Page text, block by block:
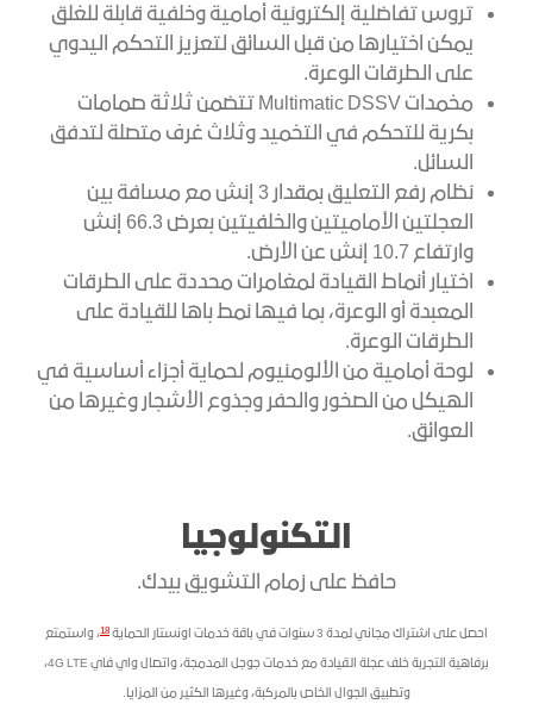
تروس تفاضلية إلكترونية أمامية وخلفية قابلة للغلق
يمكن اختيارها من قبل السائق لتعزيز التحكم اليدوي
على الطرقات الوعرة.
مخمدات Multimatic DSSV تتضمن ثلاثة صمامات
بكرية للتحكم في التخميد وثلاث غرف متصلة لتدفق
السائل.
نظام رفع التعليق بمقدار 3 إنش مع مسافة بين
العجلتين الأماميتين والخلفيتين بعرض 66.3 إنش
وارتفاع 10.7 إنش عن الأرض.
اختيار أنماط القيادة لمغامرات محددة على الطرقات
المعبدة أو الوعرة، بما فيها نمط باها للقيادة على
الطرقات الوعرة.
لوحة أمامية من الألومنيوم لحماية أجزاء أساسية في
الهيكل من الصخور والحفر وجذوع الأشجار وغيرها من
العوائق.
التكنولوجيا
حافظ على زمام التشويق بيدك.
احصل على اشتراك مجاني لمدة 3 سنوات في باقة خدمات اونستار الحماية 18، واستمتع
برفاهية التجربة خلف عجلة القيادة مع خدمات جوجل المدمجة، واتصال واي فاي 4G LTE،
وتطبيق الجوال الخاص بالمركبة، وغيرها الكثير من المزايا.